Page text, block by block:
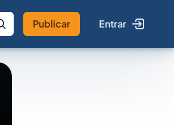
Publicar Entrar